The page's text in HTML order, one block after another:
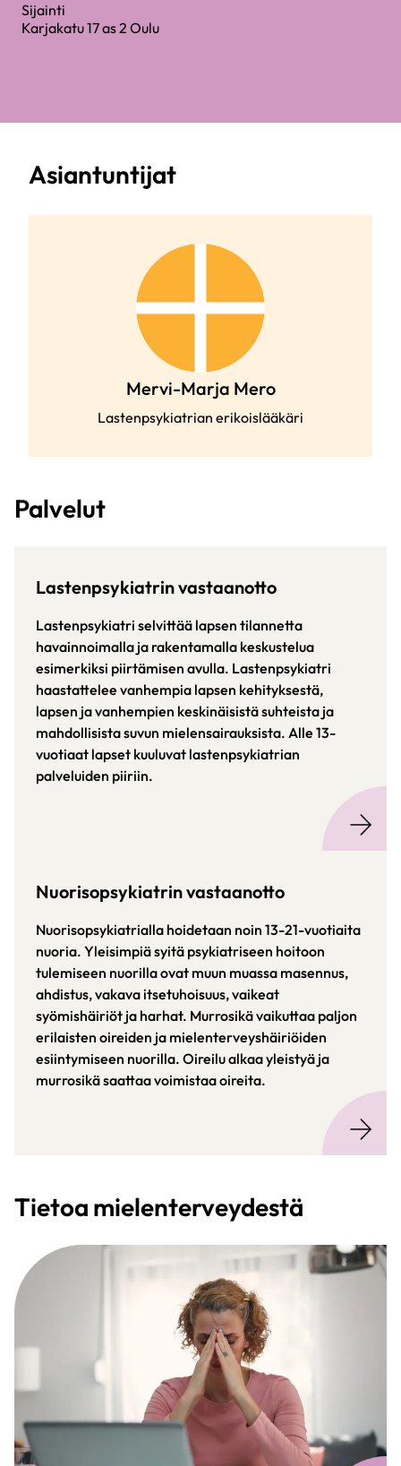
Sijainti
Karjakatu 17 as 2 Oulu
Asiantuntijat
Mervi-Marja Mero
Lastenpsykiatrian erikoislääkäri
Palvelut
Lastenpsykiatrin vastaanotto
Lastenpsykiatri selvittää lapsen tilannetta
havainnoimalla ja rakentamalla keskustelua
esimerkiksi piirtämisen avulla. Lastenpsykiatri
haastattelee vanhempia lapsen kehityksestä,
lapsen ja vanhempien keskinäisistä suhteista ja
mahdollisista suvun mielensairauksista. Alle 13-
vuotiaat lapset kuuluvat lastenpsykiatrian
palveluiden piiriin.
Nuorisopsykiatrin vastaanotto
Nuorisopsykiatrialla hoidetaan noin 13-21-vuotiaita
nuoria. Yleisimpiä syitä psykiatriseen hoitoon
tulemiseen nuorilla ovat muun muassa masennus,
ahdistus, vakava itsetuhoisuus, vaikeat
syömishäiriöt ja harhat. Murrosikä vaikuttaa paljon
erilaisten oireiden ja mielenterveyshäiriöiden
esiintymiseen nuorilla. Oireilu alkaa yleistyä ja
murrosikä saattaa voimistaa oireita.
Tietoa mielenterveydestä